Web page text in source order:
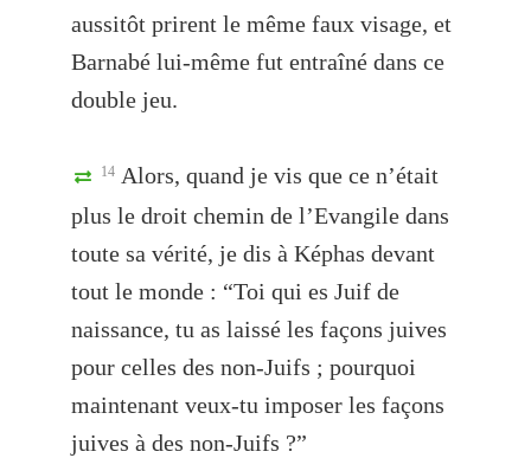
aussitôt prirent le même faux visage, et
Barnabé lui-même fut entraîné dans ce
double jeu.
14 Alors, quand je vis que ce n’était
plus le droit chemin de l’Evangile dans
toute sa vérité, je dis à Képhas devant
tout le monde : “Toi qui es Juif de
naissance, tu as laissé les façons juives
pour celles des non-Juifs ; pourquoi
maintenant veux-tu imposer les façons
juives à des non-Juifs ?”